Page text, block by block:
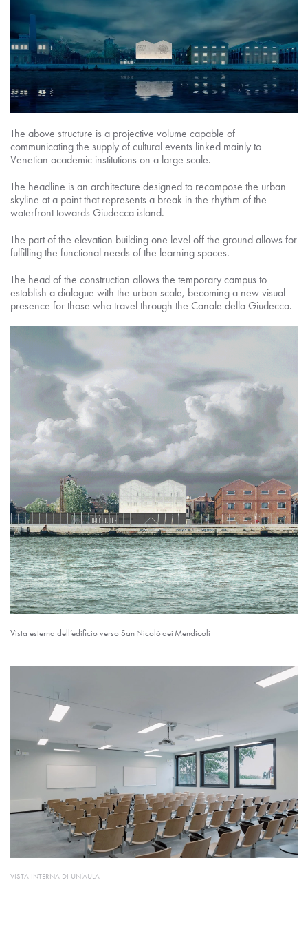
The above structure is a projective volume capable of
communicating the supply of cultural events linked mainly to
Venetian academic institutions on a large scale.
The headline is an architecture designed to recompose the urban
skyline at a point that represents a break in the rhythm of the
waterfront towards Giudecca island.
The part of the elevation building one level off the ground allows for
fulfilling the functional needs of the learning spaces.
The head of the construction allows the temporary campus to
establish a dialogue with the urban scale, becoming a new visual
presence for those who travel through the Canale della Giudecca.
Vista esterna dell’edificio verso San Nicolò dei Mendicoli
VISTA INTERNA DI UN’AULA